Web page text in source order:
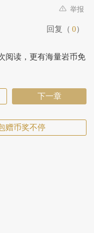
举报
回复（ 0）
阅读，更有海量岩币免
下一章
赠币奖不停